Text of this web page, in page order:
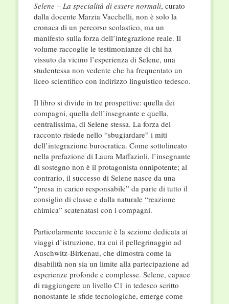
Selene – La specialità di essere normali, curato
dalla docente Marzia Vacchelli, non è solo la
cronaca di un percorso scolastico, ma un
manifesto sulla forza dell’integrazione reale. Il
volume raccoglie le testimonianze di chi ha
vissuto da vicino l’esperienza di Selene, una
studentessa non vedente che ha frequentato un
liceo scientifico con indirizzo linguistico tedesco.
Il libro si divide in tre prospettive: quella dei
compagni, quella dell’insegnante e quella,
centralissima, di Selene stessa. La forza del
racconto risiede nello “sbugiardare” i miti
dell’integrazione burocratica. Come sottolineato
nella prefazione di Laura Maffazioli, l’insegnante
di sostegno non è il protagonista onnipotente; al
contrario, il successo di Selene nasce da una
“presa in carico responsabile” da parte di tutto il
consiglio di classe e dalla naturale “reazione
chimica” scatenatasi con i compagni.
Particolarmente toccante è la sezione dedicata ai
viaggi d’istruzione, tra cui il pellegrinaggio ad
Auschwitz-Birkenau, che dimostra come la
disabilità non sia un limite alla partecipazione ad
esperienze profonde e complesse. Selene, capace
di raggiungere un livello C1 in tedesco scritto
nonostante le sfide tecnologiche, emerge come